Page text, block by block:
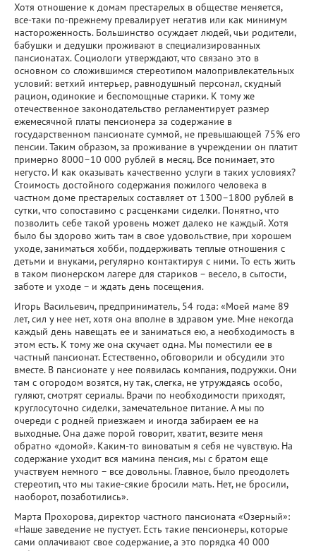
Хотя отношение к домам престарелых в обществе меняется,
все-таки по-прежнему превалирует негатив или как минимум
настороженность. Большинство осуждает людей, чьи родители,
бабушки и дедушки проживают в специализированных
пансионатах. Социологи утверждают, что связано это в
основном со сложившимся стереотипом малопривлекательных
условий: ветхий интерьер, равнодушный персонал, скудный
рацион, одинокие и беспомощные старики. К тому же
отечественное законодательство регламентирует размер
ежемесячной платы пенсионера за содержание в
государственном пансионате суммой, не превышающей 75% его
пенсии. Таким образом, за проживание в учреждении он платит
примерно 8000–10 000 рублей в месяц. Все понимает, это
негусто. И как оказывать качественно услуги в таких условиях?
Стоимость достойного содержания пожилого человека в
частном доме престарелых составляет от 1300–1800 рублей в
сутки, что сопоставимо с расценками сиделки. Понятно, что
позволить себе такой уровень может далеко не каждый. Хотя
было бы здорово жить там в свое удовольствие, при хорошем
уходе, заниматься хобби, поддерживать теплые отношения с
детьми и внуками, регулярно контактируя с ними. То есть жить
в таком пионерском лагере для стариков – весело, в сытости,
заботе и уходе – и ждать день посещения.
Игорь Васильевич, предприниматель, 54 года: «Моей маме 89
лет, сил у нее нет, хотя она вполне в здравом уме. Мне некогда
каждый день навещать ее и заниматься ею, а необходимость в
этом есть. К тому же она скучает одна. Мы поместили ее в
частный пансионат. Естественно, обговорили и обсудили это
вместе. В пансионате у нее появилась компания, подружки. Они
там с огородом возятся, ну так, слегка, не утруждаясь особо,
гуляют, смотрят сериалы. Врачи по необходимости приходят,
круглосуточно сиделки, замечательное питание. А мы по
очереди с родней приезжаем и иногда забираем ее на
выходные. Она даже порой говорит, хватит, везите меня
обратно «домой». Каким-то виноватым я себя не чувствую. На
содержание уходит вся мамина пенсия, мы с братом еще
участвуем немного – все довольны. Главное, было преодолеть
стереотип, что мы такие-сякие бросили мать. Нет, не бросили,
наоборот, позаботились».
Марта Прохорова, директор частного пансионата «Озерный»:
«Наше заведение не пустует. Есть такие пенсионеры, которые
сами оплачивают свое содержание, а это порядка 40 000